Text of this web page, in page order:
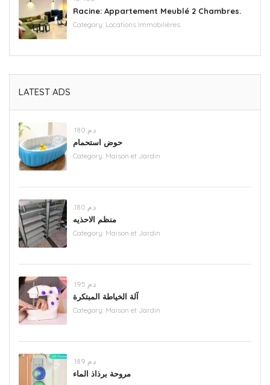
Racine: Appartement Meublé 2 Chambres.
Category: Locations Immobilières
LATEST ADS
.د.م 180
حوض استحمام
Category: Maison et Jardin
.د.م 180
منظم الاحذيه
Category: Maison et Jardin
.د.م 195
آلة الخياطة المبتكرة
Category: Maison et Jardin
.د.م 189
مروحة برذاذ الماء